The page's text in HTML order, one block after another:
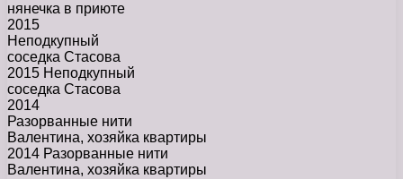
нянечка в приюте
2015
Неподкупный
соседка Стасова
2015 Неподкупный
соседка Стасова
2014
Разорванные нити
Валентина, хозяйка квартиры
2014 Разорванные нити
Валентина, хозяйка квартиры